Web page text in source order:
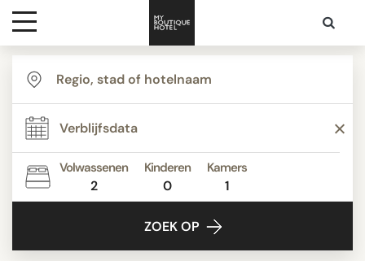
Bestemmingen
Hoteltypes
Contact
Volwassenen
2
Kinderen
0
Kamers
1
ZOEK OP